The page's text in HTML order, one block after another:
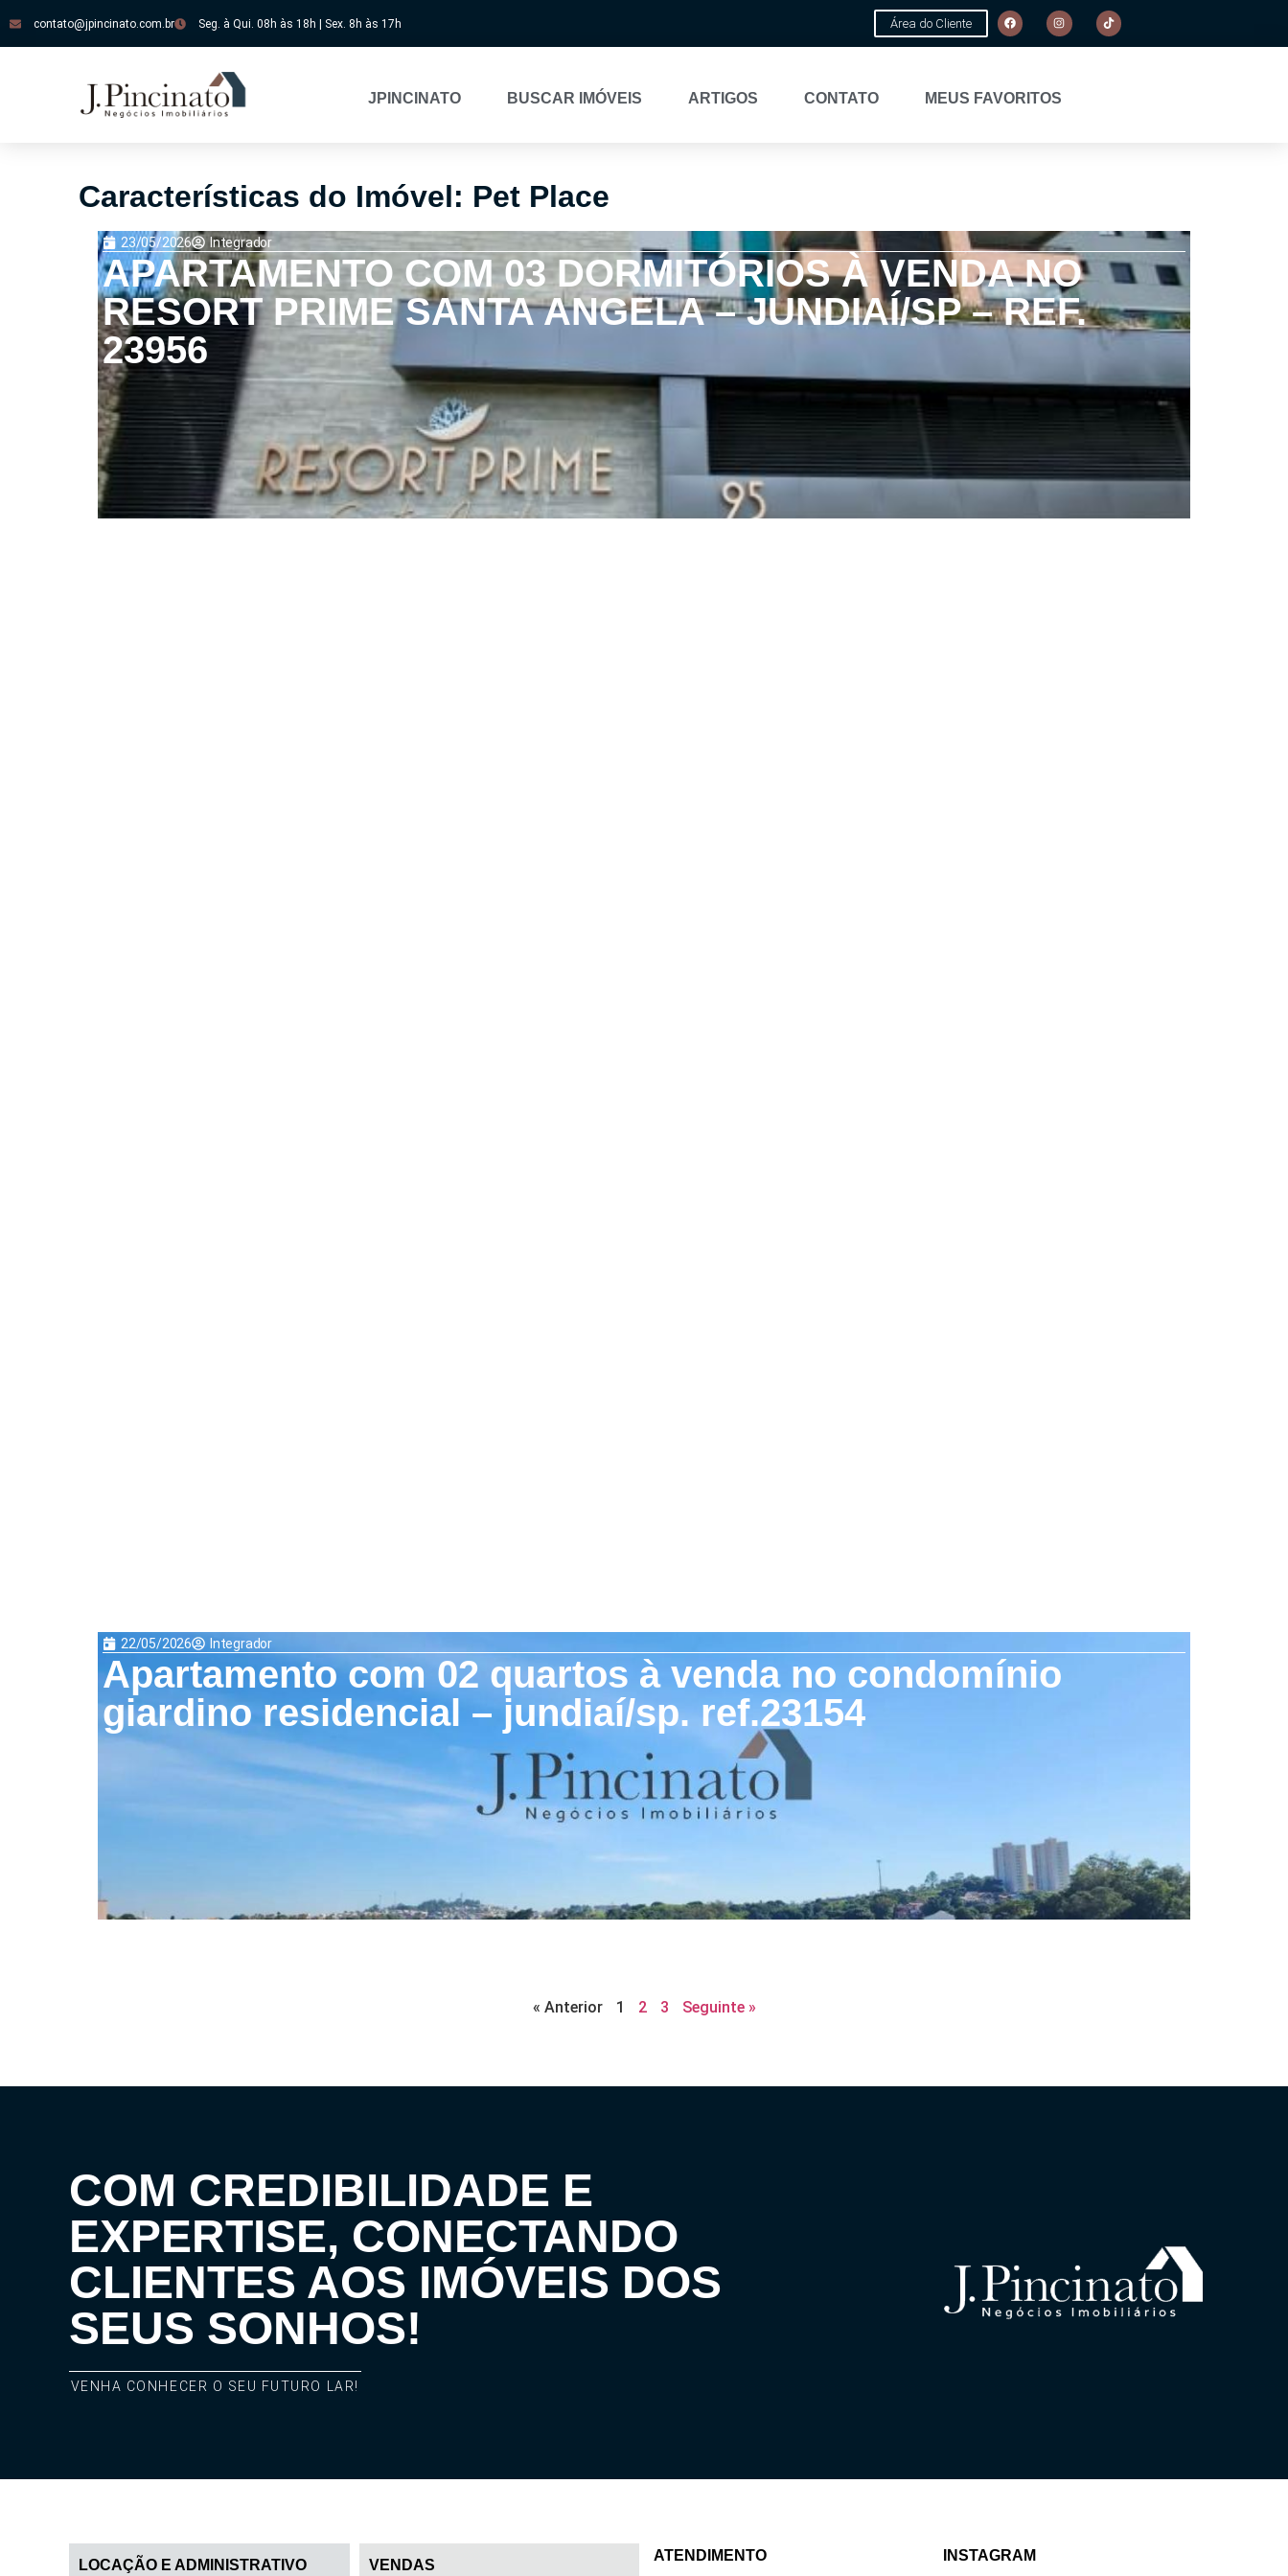
contato@jpincinato.com.br Seg. à Qui. 08h às 18h | Sex. 8h às 17h Área do Cliente
JPINCINATO BUSCAR IMÓVEIS ARTIGOS CONTATO MEUS FAVORITOS
Características do Imóvel: Pet Place
23/05/2026 Integrador
APARTAMENTO COM 03 DORMITÓRIOS À VENDA NO
RESORT PRIME SANTA ANGELA – JUNDIAÍ/SP – REF.
23956
22/05/2026 Integrador
Apartamento com 02 quartos à venda no condomínio
giardino residencial – jundiaí/sp. ref.23154
« Anterior 1 2 3 Seguinte »
COM CREDIBILIDADE E
EXPERTISE, CONECTANDO
CLIENTES AOS IMÓVEIS DOS
SEUS SONHOS!
VENHA CONHECER O SEU FUTURO LAR!
LOCAÇÃO E ADMINISTRATIVO VENDAS
ATENDIMENTO INSTAGRAM